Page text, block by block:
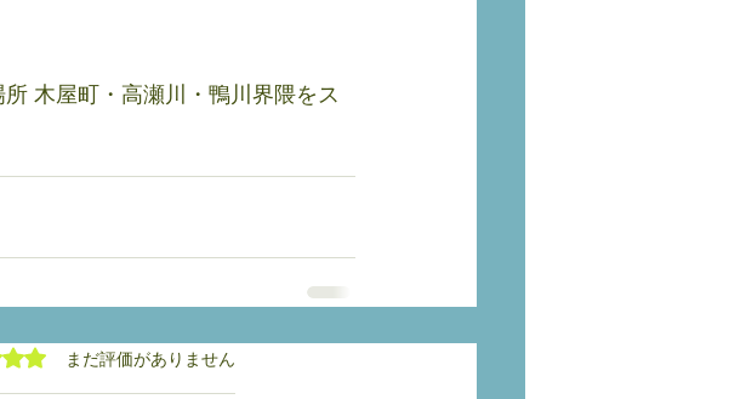
木屋町・高瀬川・鴨川界隈をス
うち0と評価されています。
まだ評価がありません